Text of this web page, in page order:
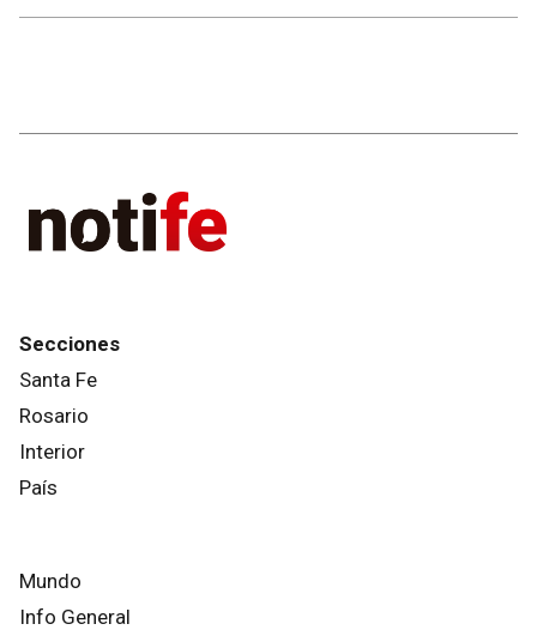
Secciones
Santa Fe
Rosario
Interior
País
Mundo
Info General